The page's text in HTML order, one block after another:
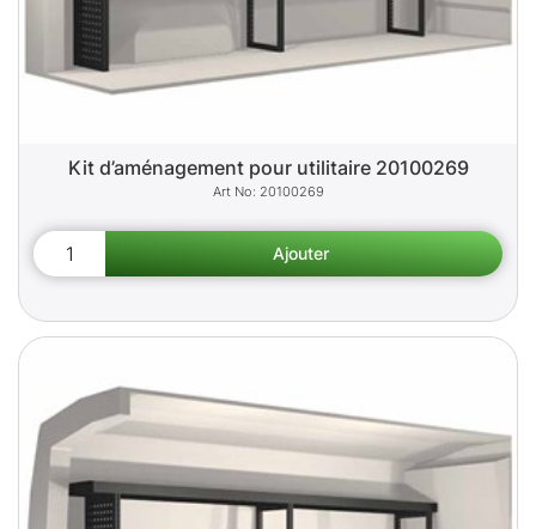
Kit d’aménagement pour utilitaire 20100269
20100269